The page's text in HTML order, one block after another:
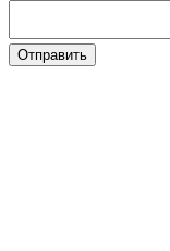
Отправить